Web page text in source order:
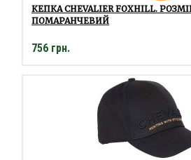
КЕПКА CHEVALIER FOXHILL.
ПОМАРАНЧЕВИЙ
756 грн.